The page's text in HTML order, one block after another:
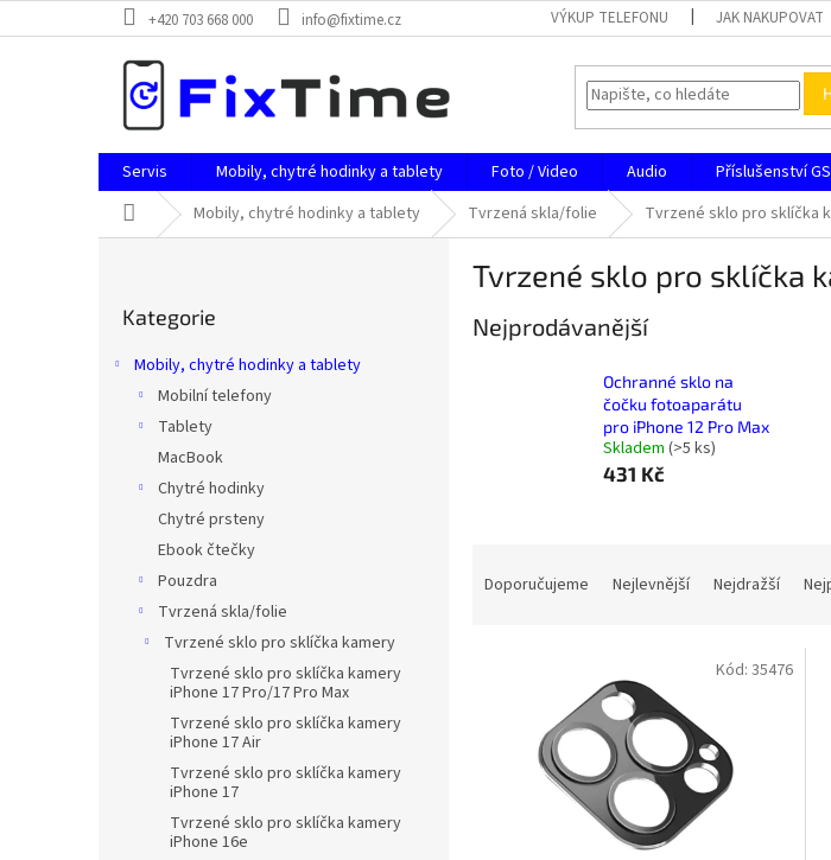
na
+420 703 668 000 info@fixtime.cz VÝKUP TELEFONU JAK NAKUPOVAT
Servis Mobily, chytré hodinky a tablety Foto / Video Audio Příslušenství
Domů Mobily, chytré hodinky a tablety Tvrzená skla/folie Tvrzené sklo pro sklíčka
kategorie
Kategorie
Mobily, chytré hodinky a tablety
Mobilní telefony
Tablety
MacBook
Chytré hodinky
Chytré prsteny
Ebook čtečky
Pouzdra
Tvrzená skla/folie
Tvrzené sklo pro sklíčka kamery
Tvrzené sklo pro sklíčka kamery
iPhone 17 Pro/17 Pro Max
Tvrzené sklo pro sklíčka kamery
iPhone 17 Air
Tvrzené sklo pro sklíčka kamery
iPhone 17
Tvrzené sklo pro sklíčka kamery
iPhone 16e
Tvrzené sklo pro sklíčka
Nejprodávanější
Ochranné sklo na
čočku fotoaparátu
pro iPhone 12 Pro Max
Skladem (>5 ks)
431 Kč
Doporučujeme Nejlevnější Nejdražší
Kód: 35476